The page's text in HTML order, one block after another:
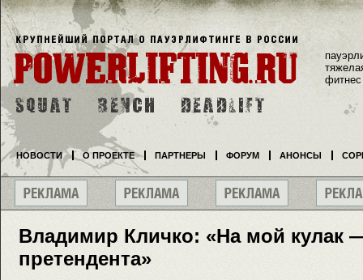
Владимир Кличко: «На мой кулак
претендента»
фитнес
НОВОСТИ О ПРОЕКТЕ ПАРТНЕРЫ ФОРУМ АНОНСЫ